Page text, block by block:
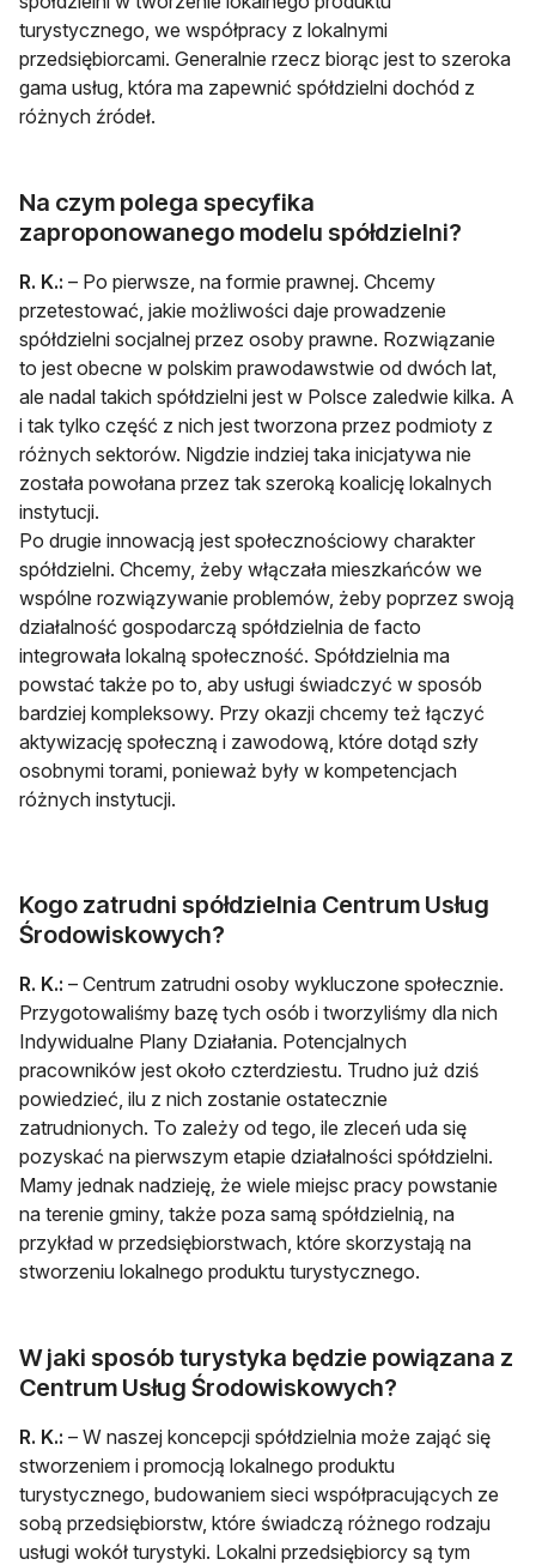
turystycznego, we współpracy z lokalnymi
przedsiębiorcami. Generalnie rzecz biorąc jest to szeroka
gama usług, która ma zapewnić spółdzielni dochód z
różnych źródeł.
Na czym polega specyfika
zaproponowanego modelu spółdzielni?
R. K.: – Po pierwsze, na formie prawnej. Chcemy
przetestować, jakie możliwości daje prowadzenie
spółdzielni socjalnej przez osoby prawne. Rozwiązanie
to jest obecne w polskim prawodawstwie od dwóch lat,
ale nadal takich spółdzielni jest w Polsce zaledwie kilka. A
i tak tylko część z nich jest tworzona przez podmioty z
różnych sektorów. Nigdzie indziej taka inicjatywa nie
została powołana przez tak szeroką koalicję lokalnych
instytucji.
Po drugie innowacją jest społecznościowy charakter
spółdzielni. Chcemy, żeby włączała mieszkańców we
wspólne rozwiązywanie problemów, żeby poprzez swoją
działalność gospodarczą spółdzielnia de facto
integrowała lokalną społeczność. Spółdzielnia ma
powstać także po to, aby usługi świadczyć w sposób
bardziej kompleksowy. Przy okazji chcemy też łączyć
aktywizację społeczną i zawodową, które dotąd szły
osobnymi torami, ponieważ były w kompetencjach
różnych instytucji.
Kogo zatrudni spółdzielnia Centrum Usług
Środowiskowych?
R. K.: – Centrum zatrudni osoby wykluczone społecznie.
Przygotowaliśmy bazę tych osób i tworzyliśmy dla nich
Indywidualne Plany Działania. Potencjalnych
pracowników jest około czterdziestu. Trudno już dziś
powiedzieć, ilu z nich zostanie ostatecznie
zatrudnionych. To zależy od tego, ile zleceń uda się
pozyskać na pierwszym etapie działalności spółdzielni.
Mamy jednak nadzieję, że wiele miejsc pracy powstanie
na terenie gminy, także poza samą spółdzielnią, na
przykład w przedsiębiorstwach, które skorzystają na
stworzeniu lokalnego produktu turystycznego.
W jaki sposób turystyka będzie powiązana z
Centrum Usług Środowiskowych?
R. K.: – W naszej koncepcji spółdzielnia może zająć się
stworzeniem i promocją lokalnego produktu
turystycznego, budowaniem sieci współpracujących ze
sobą przedsiębiorstw, które świadczą różnego rodzaju
usługi wokół turystyki. Lokalni przedsiębiorcy są tym